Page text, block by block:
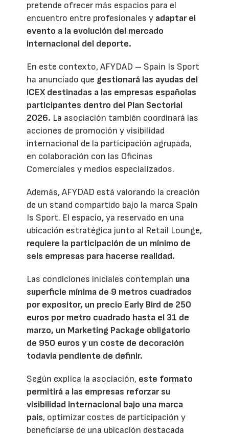
pretende ofrecer más espacios para el
encuentro entre profesionales y adaptar el
evento a la evolución del mercado
internacional del deporte.
En este contexto, AFYDAD – Spain Is Sport
ha anunciado que gestionará las ayudas del
ICEX destinadas a las empresas españolas
participantes dentro del Plan Sectorial
2026. La asociación también coordinará las
acciones de promoción y visibilidad
internacional de la participación agrupada,
en colaboración con las Oficinas
Comerciales y medios especializados.
Además, AFYDAD está valorando la creación
de un stand compartido bajo la marca Spain
Is Sport. El espacio, ya reservado en una
ubicación estratégica junto al Retail Lounge,
requiere la participación de un mínimo de
seis empresas para hacerse realidad.
Las condiciones iniciales contemplan una
superficie mínima de 9 metros cuadrados
por expositor, un precio Early Bird de 250
euros por metro cuadrado hasta el 31 de
marzo, un Marketing Package obligatorio
de 950 euros y un coste de decoración
todavía pendiente de definir.
Según explica la asociación, este formato
permitirá a las empresas reforzar su
visibilidad internacional bajo una marca
país, optimizar costes de participación y
beneficiarse de una ubicación destacada